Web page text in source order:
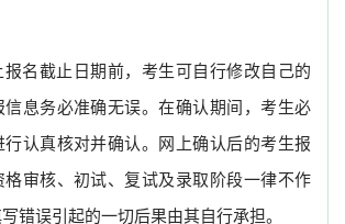
报名截止日期前，考生可自行修改自己的
信息务必准确无误。在确认期间，考生必
行认真核对并确认。网上确认后的考生报
格审核、初试、复试及录取阶段一律不作
错误引起的一切后果由其自行承担。